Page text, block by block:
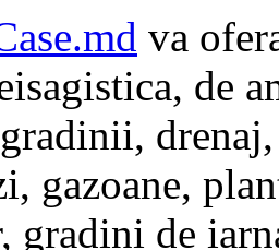
va
de
gazoane,
gradini de